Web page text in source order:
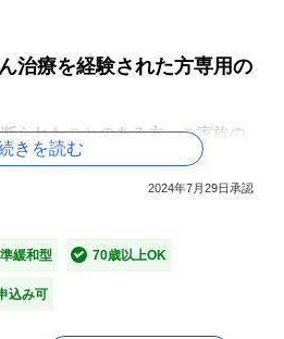
治療を経験された方専用の
られたことのある方、ご家族の
で用意しておきたい方におすす
れるほけん」の4つの
きを読む
2024年7月29日承認
緩和型 70歳以上OK
込み可